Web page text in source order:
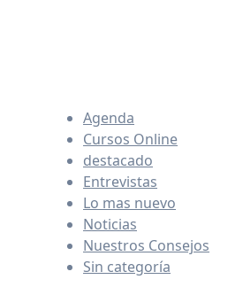
Agenda
Cursos Online
destacado
Entrevistas
Lo mas nuevo
Noticias
Nuestros Consejos
Sin categoría